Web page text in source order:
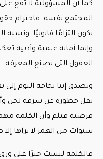
كما أن المسؤولية لا تقع
المجتمع نفسه. فاحترام
يكون التزامًا قانونيًا.
وإنما أمانة علمية وأدبية
العقول التي تصنع المعرفة.
وبصدق إننا بحاجة اليوم
تقل خطورة عن سرقة لحن
قرصنة فيلم وأن الكلمة
سنوات من العمر لا يراها إلا
فالكلمة ليست حبرًا على